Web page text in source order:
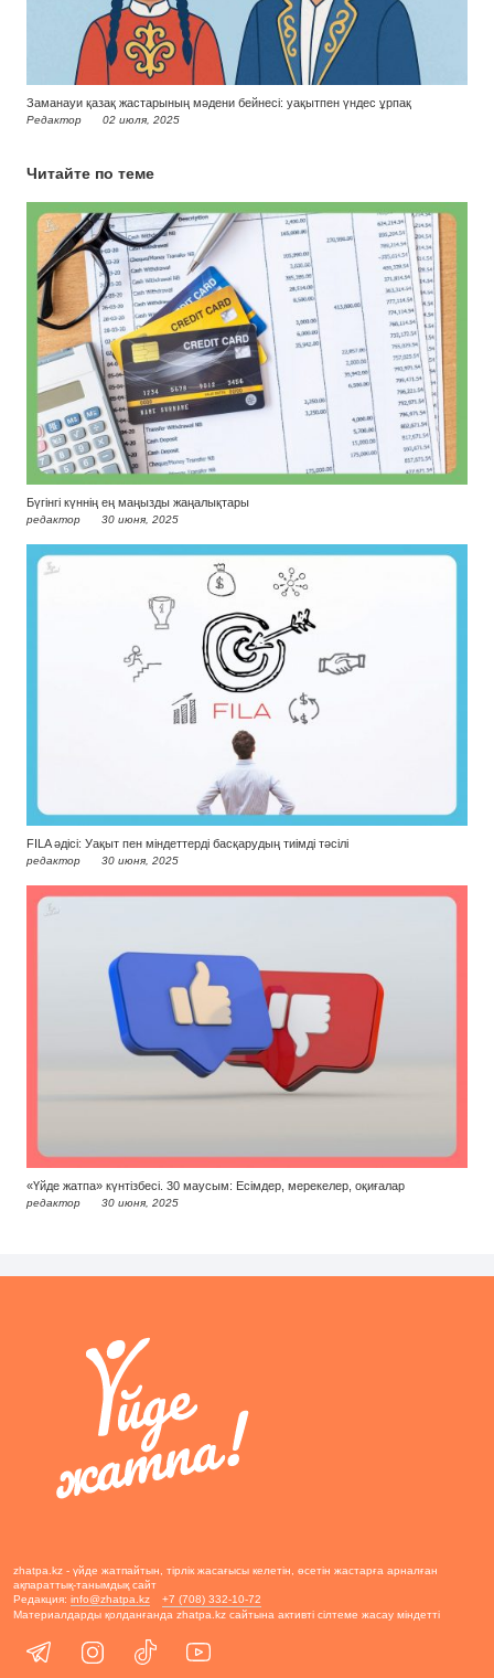
Заманауи қазақ жастарының мәдени бейнесі: уақытпен үндес ұрпақ
Редактор 02 июля, 2025
Читайте по теме
Бүгінгі күннің ең маңызды жаңалықтары
редактор 30 июня, 2025
FILA әдісі: Уақыт пен міндеттерді басқарудың тиімді тәсілі
редактор 30 июня, 2025
«Үйде жатпа» күнтізбесі. 30 маусым: Есімдер, мерекелер, оқиғалар
редактор 30 июня, 2025
zhatpa.kz - үйде жатпайтын, тірлік жасағысы келетін, өсетін жастарға арналған
ақпараттық-танымдық сайт
Редакция: info@zhatpa.kz
+7 (708) 332-10-72
Материалдарды қолданғанда zhatpa.kz сайтына активті сілтеме жасау міндетті